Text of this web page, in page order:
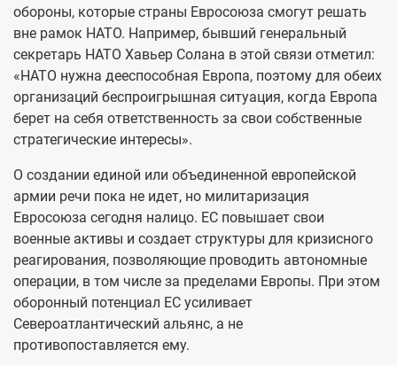
обороны, которые страны Евросоюза смогут решать
вне рамок НАТО. Например, бывший генеральный
секретарь НАТО Хавьер Солана в этой связи отметил:
«НАТО нужна дееспособная Европа, поэтому для обеих
организаций беспроигрышная ситуация, когда Европа
берет на себя ответственность за свои собственные
стратегические интересы».
О создании единой или объединенной европейской
армии речи пока не идет, но милитаризация
Евросоюза сегодня налицо. ЕС повышает свои
военные активы и создает структуры для кризисного
реагирования, позволяющие проводить автономные
операции, в том числе за пределами Европы. При этом
оборонный потенциал ЕС усиливает
Североатлантический альянс, а не
противопоставляется ему.